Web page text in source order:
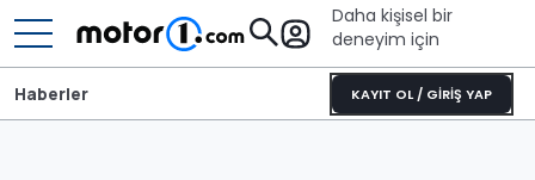
Daha kişisel bir
deneyim için
KAYIT OL / GİRİŞ YAP
Haberler